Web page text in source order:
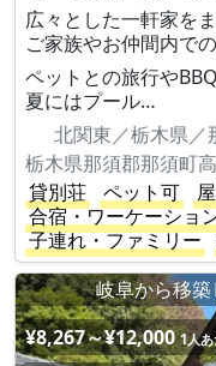
広々とした一軒家を
ご家族やお仲間内で
ペットとの旅行や
夏にはプール…
北関東／栃木県／
栃木県那須郡那須町
貸別荘
ペット可
合宿・ワーケーショ
子連れ・ファミリー
岐阜から移
¥8,267～¥12,000 1人